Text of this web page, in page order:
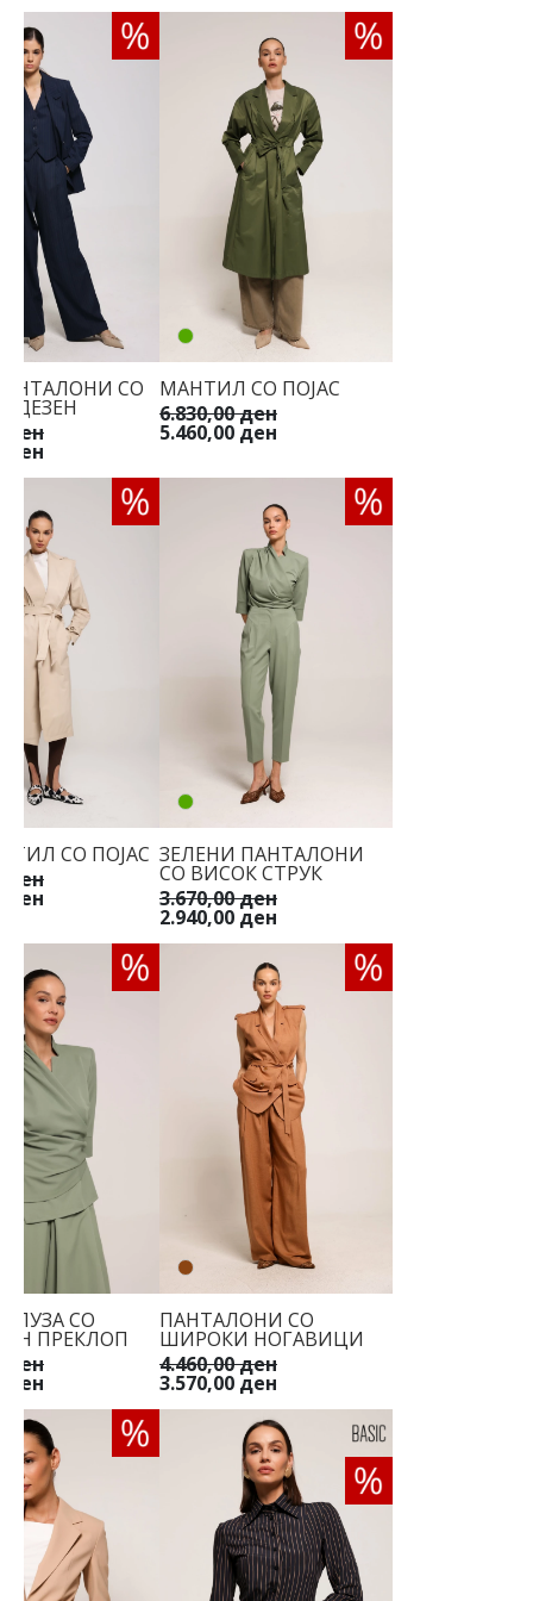
СО
ДЕЗЕН
ден
ден
МАНТИЛ СО ПОЈАС
6.830,00 ден
5.460,00 ден
СО ПОЈАС
ден
ден
ЗЕЛЕНИ ПАНТАЛОНИ
СО ВИСОК СТРУК
3.670,00 ден
2.940,00 ден
СО
ПРЕКЛОП
ден
ден
ПАНТАЛОНИ СО
ШИРОКИ НОГАВИЦИ
4.460,00 ден
3.570,00 ден